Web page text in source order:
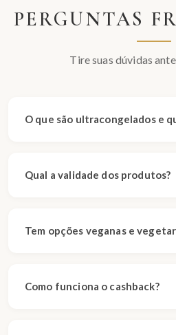
PERGUNTAS
Tire suas dúvidas
O que são ultracongelados e
Qual a validade dos produtos?
Tem opções veganas e
Como funciona o cashback?